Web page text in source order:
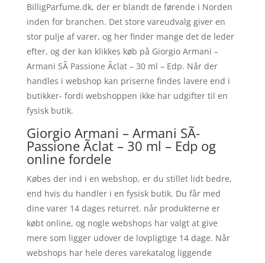
BilligParfume.dk, der er blandt de førende i Norden
inden for branchen. Det store vareudvalg giver en
stor pulje af varer, og her finder mange det de leder
efter, og der kan klikkes køb på Giorgio Armani –
Armani SÃ­ Passione Ãclat – 30 ml – Edp. Når der
handles i webshop kan priserne findes lavere end i
butikker- fordi webshoppen ikke har udgifter til en
fysisk butik.
Giorgio Armani – Armani SÃ­
Passione Ãclat – 30 ml – Edp og
online fordele
Købes der ind i en webshop, er du stillet lidt bedre,
end hvis du handler i en fysisk butik. Du får med
dine varer 14 dages returret. når produkterne er
købt online, og nogle webshops har valgt at give
mere som ligger udover de lovpligtige 14 dage. Når
webshops har hele deres varekatalog liggende